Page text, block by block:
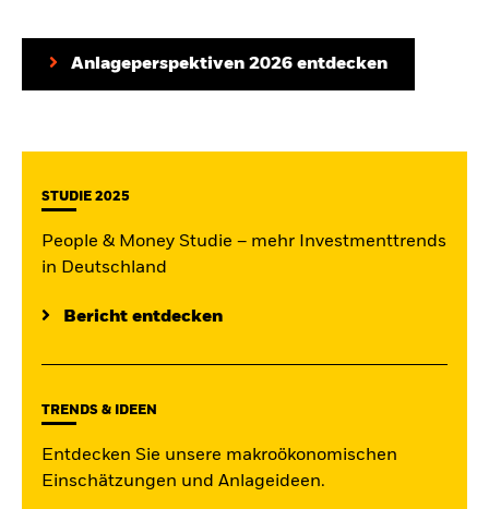
Anlageperspektiven 2026 entdecken
STUDIE 2025
People & Money Studie – mehr Investmenttrends
in Deutschland
Bericht entdecken
TRENDS & IDEEN
Entdecken Sie unsere makroökonomischen
Einschätzungen und Anlageideen.